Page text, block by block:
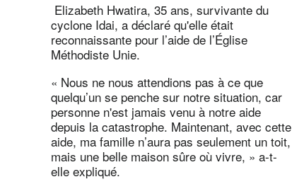
Elizabeth Hwatira, 35 ans, survivante du
cyclone Idai, a déclaré qu'elle était
reconnaissante pour l’aide de l’Église
Méthodiste Unie.
« Nous ne nous attendions pas à ce que
quelqu’un se penche sur notre situation, car
personne n'est jamais venu à notre aide
depuis la catastrophe. Maintenant, avec cette
aide, ma famille n’aura pas seulement un toit,
mais une belle maison sûre où vivre, » a-t-
elle expliqué.